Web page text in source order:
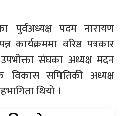
पुर्वअध्यक्ष पदम नारायण
कार्यक्रममा वरिष्ठ पत्रकार
संघका अध्यक्ष मदन
विकास समितिकी अध्यक्ष
थियो ।